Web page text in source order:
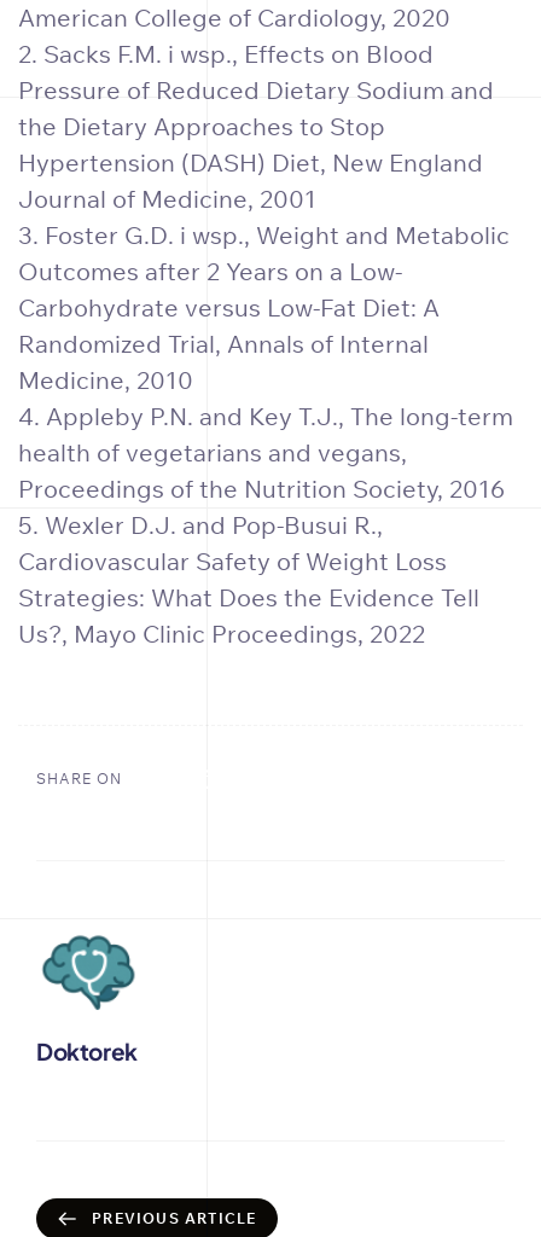
American College of Cardiology, 2020
2. Sacks F.M. i wsp., Effects on Blood
Pressure of Reduced Dietary Sodium and
the Dietary Approaches to Stop
Hypertension (DASH) Diet, New England
Journal of Medicine, 2001
3. Foster G.D. i wsp., Weight and Metabolic
Outcomes after 2 Years on a Low-
Carbohydrate versus Low-Fat Diet: A
Randomized Trial, Annals of Internal
Medicine, 2010
4. Appleby P.N. and Key T.J., The long-term
health of vegetarians and vegans,
Proceedings of the Nutrition Society, 2016
5. Wexler D.J. and Pop-Busui R.,
Cardiovascular Safety of Weight Loss
Strategies: What Does the Evidence Tell
Us?, Mayo Clinic Proceedings, 2022
SHARE ON
Doktorek
PREVIOUS ARTICLE